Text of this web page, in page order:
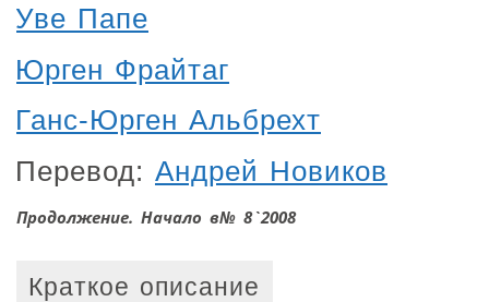
Уве Папе
Юрген Фрайтаг
Ганс-Юрген Альбрехт
Перевод: Андрей Новиков
Продолжение. Начало в№ 8`2008
Краткое описание